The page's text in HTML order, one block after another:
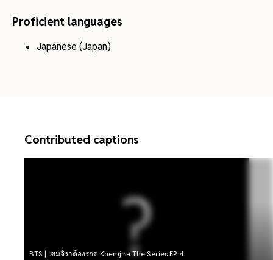
Proficient languages
Japanese (Japan)
Contributed captions
BTS | เขมจิราต้องรอด Khemjira The Series EP. 4